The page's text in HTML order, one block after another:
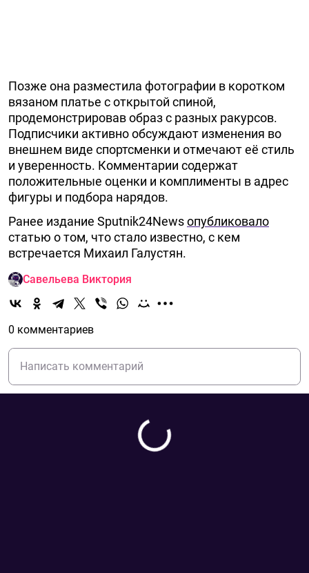
Позже она разместила фотографии в коротком
вязаном платье с открытой спиной,
продемонстрировав образ с разных ракурсов.
Подписчики активно обсуждают изменения во
внешнем виде спортсменки и отмечают её стиль
и уверенность. Комментарии содержат
положительные оценки и комплименты в адрес
фигуры и подбора нарядов.
Ранее издание Sputnik24Newsопубликовало
статью о том, что стало известно, с кем
встречается Михаил Галустян.
Савельева Виктория
0 комментариев